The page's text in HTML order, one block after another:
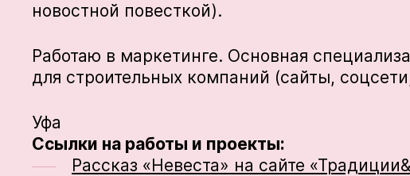
новостной повесткой).
Работаю в маркетинге. Основная
для строительных компаний (сайты,
Уфа
Ссылки на работы и проекты:
Рассказ «Невеста» на сайте